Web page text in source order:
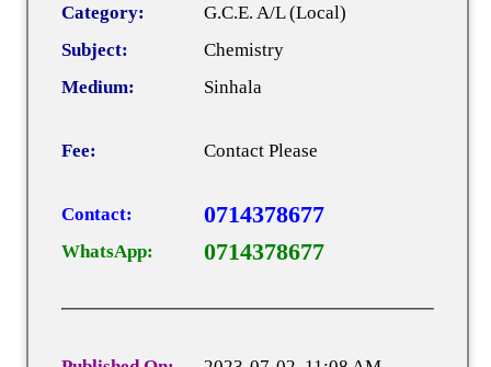
Category:
G.C.E. A/L (Local)
Subject:
Chemistry
Medium:
Sinhala
Fee: Contact Please
Contact: 0714378677
WhatsApp: 0714378677